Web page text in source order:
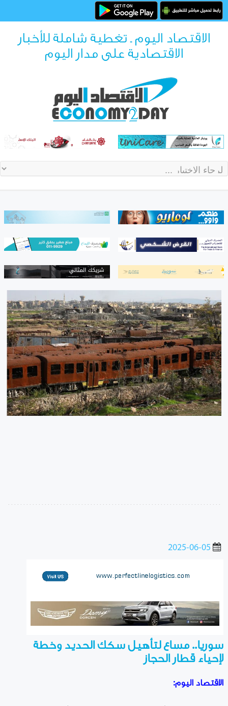
الاقتصاد اليوم ـ تغطية شاملة للأخبار
الاقتصادية على مدار اليوم
2025-06-05
سوريا.. مساع لتأهيل سكك الحديد وخطة
لإحياء قطار الحجاز
الاقتصاد اليوم: